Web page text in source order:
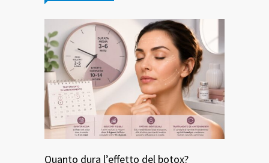
Quanto dura l’effetto del botox?